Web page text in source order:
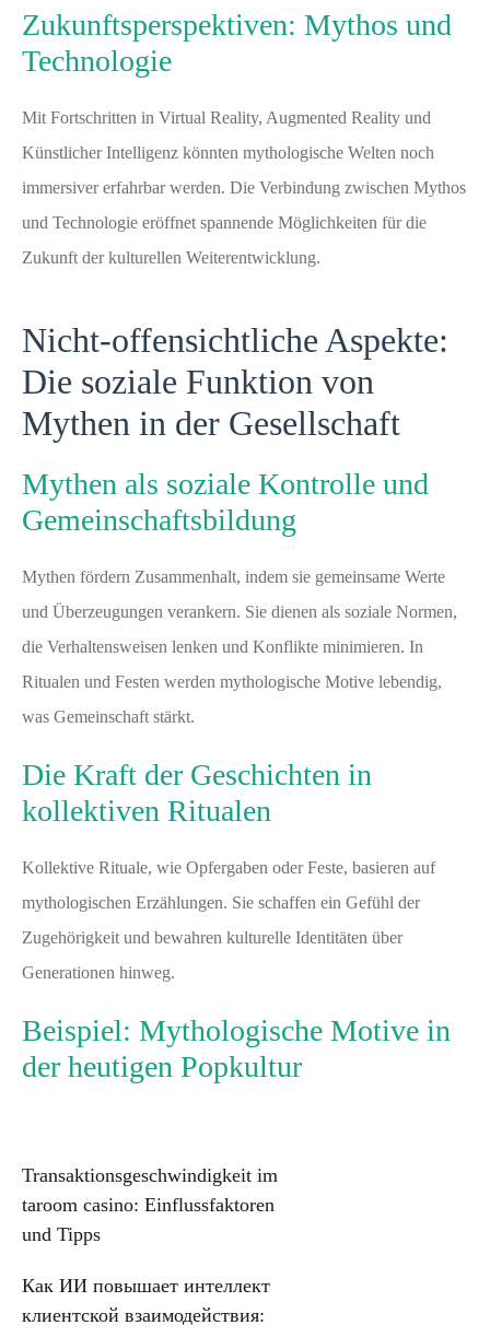
Zukunftsperspektiven: Mythos und
Technologie
Mit Fortschritten in Virtual Reality, Augmented Reality und
Künstlicher Intelligenz könnten mythologische Welten noch
immersiver erfahrbar werden. Die Verbindung zwischen Mythos
und Technologie eröffnet spannende Möglichkeiten für die
Zukunft der kulturellen Weiterentwicklung.
Nicht-offensichtliche Aspekte:
Die soziale Funktion von
Mythen in der Gesellschaft
Mythen als soziale Kontrolle und
Gemeinschaftsbildung
Mythen fördern Zusammenhalt, indem sie gemeinsame Werte
und Überzeugungen verankern. Sie dienen als soziale Normen,
die Verhaltensweisen lenken und Konflikte minimieren. In
Ritualen und Festen werden mythologische Motive lebendig,
was Gemeinschaft stärkt.
Die Kraft der Geschichten in
kollektiven Ritualen
Kollektive Rituale, wie Opfergaben oder Feste, basieren auf
mythologischen Erzählungen. Sie schaffen ein Gefühl der
Zugehörigkeit und bewahren kulturelle Identitäten über
Generationen hinweg.
Beispiel: Mythologische Motive in
der heutigen Popkultur
Post
navigation
Transaktionsgeschwindigkeit im
taroom casino: Einflussfaktoren
und Tipps
Как ИИ повышает интеллект
клиентской взаимодействия: